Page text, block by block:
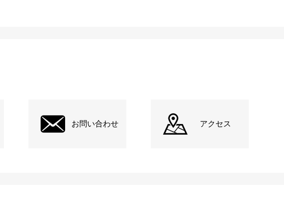
お問い合わせ アクセス